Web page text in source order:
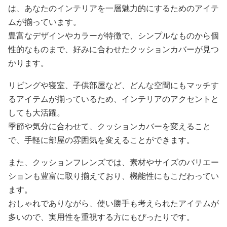
は、あなたのインテリアを一層魅力的にするためのアイテ
ムが揃っています。
豊富なデザインやカラーが特徴で、シンプルなものから個
性的なものまで、好みに合わせたクッションカバーが見つ
かります。
リビングや寝室、子供部屋など、どんな空間にもマッチす
るアイテムが揃っているため、インテリアのアクセントと
しても大活躍。
季節や気分に合わせて、クッションカバーを変えること
で、手軽に部屋の雰囲気を変えることができます。
また、クッションフレンズでは、素材やサイズのバリエー
ションも豊富に取り揃えており、機能性にもこだわってい
ます。
おしゃれでありながら、使い勝手も考えられたアイテムが
多いので、実用性を重視する方にもぴったりです。